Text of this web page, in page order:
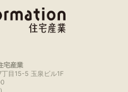
宅産業
目15-5 玉泉ビル1F